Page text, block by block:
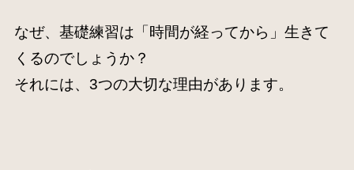
なぜ、基礎練習は「時間が経ってから」生きて
くるのでしょうか？
それには、3つの大切な理由があります。